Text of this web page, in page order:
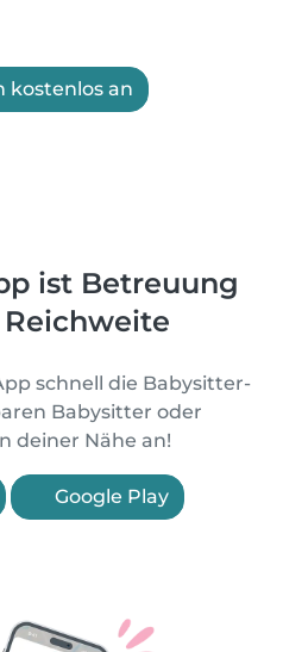
kostenlos an
ist Betreuung
schnell die Babysitter-
Babysitter oder
deiner Nähe an!
Google Play